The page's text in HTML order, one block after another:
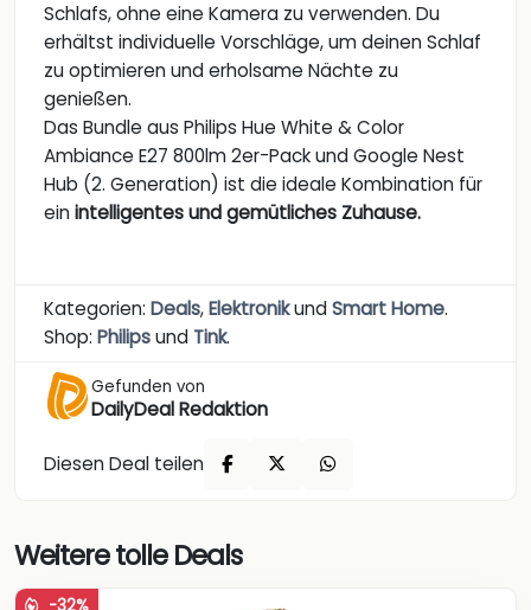
Schlafs, ohne eine Kamera zu verwenden. Du
erhältst individuelle Vorschläge, um deinen Schlaf
zu optimieren und erholsame Nächte zu
genießen.
Das Bundle aus Philips Hue White & Color
Ambiance E27 800lm 2er-Pack und Google Nest
Hub (2. Generation) ist die ideale Kombination für
einintelligentes und gemütliches Zuhause.
Kategorien: Deals,ElektronikundSmart Home.
Shop: Philipsund Tink.
Gefunden von
DailyDeal Redaktion
Diesen Deal teilen
Weitere tolle Deals